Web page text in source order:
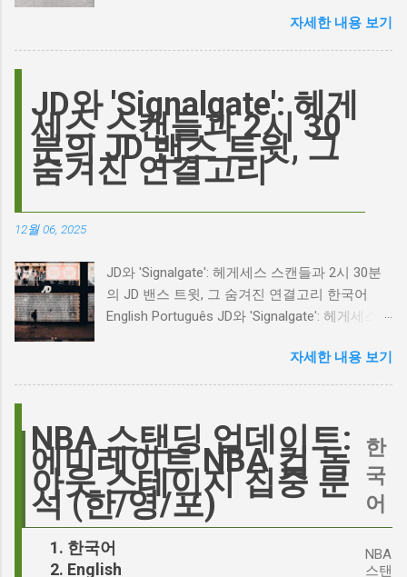
이름이 왜 다시 사람들의 입에 오르내리는 걸까
요? 표면적으로는 마고 로비가 제작하고 주연을
이 그 시작입니다. 하지만 그 이면에는 '연기'라
는 예술에 대한 깊은 갈망과, 완벽주의를 향한
끊임없는 열망이 숨겨져 있습니다. Photo by
Plufow Le Studio on Unsplash 폭풍의 언덕, 그
리고 캐스팅 논쟁의 불씨 최근 몇 주 동안 영화
하는 동시에 우려를 표했습니다. 일부에서는 엘
로디의 이미지가 원작 속 히스클리프와는 다소
거리가 있다는 의견을 제시하며 캐스팅에 대한
한 비판에 대해 "기다려 보세요. 믿으세요. 분명
의 이미지가 원작과 부합하는지 여부를 넘어, 우
리가 '히스클리프'라는 인물에게 기대하는 바가
무엇인지, 그리고 배우가 그 기대를 어떻게 충족
시킬 수 있는지에 대한 근본적인 질문을 던집니
다. 다니엘 데이 루이스, '진정성'의 대명사 이 지
점에서 다니엘 데이 루이스의 이름이 등장하는
것은 결코 우연이 아닙니다. 그는 '메소드 연
자세한 내용 보기
JD와 'Signalgate': 헤게
세스 스캔들과 2시 30
분의 JD 밴스 트윗, 그
숨겨진 연결고리
12월 06, 2025
JD와 'Signalgate': 헤게세스 스캔들과 2시 30분
의 JD 밴스 트윗, 그 숨겨진 연결고리 한국어
English Português JD와 'Signalgate': 헤게세스
연결고리 오늘의 구글 트렌드 인기 검색어 'jd'는
단순히 두 글자의 약자가 아닙니다. 최근 미국
'Signalgate' 스캔들과 깊숙이 연결되어 있습니
다. 폭스뉴스 진행자 피트 헤게세스(Pete
Hegseth)를 중심으로 벌어진 이 스캔들은 예상
치 못한 인물, JD 밴스(JD Vance)의 이름까지 소
환하며 파장을 일으키고 있습니다. 왜 'jd'가 갑자
들이 어떻게 얽혀있는 것일까요? 최대100%세일
자세한 내용 보기
NBA 스탠딩 업데이트:
에미레이트 NBA 컵 녹
아웃 스테이지 집중 분
석 (한/영/포)
한국어
English
한
국
어
NBA
스탠